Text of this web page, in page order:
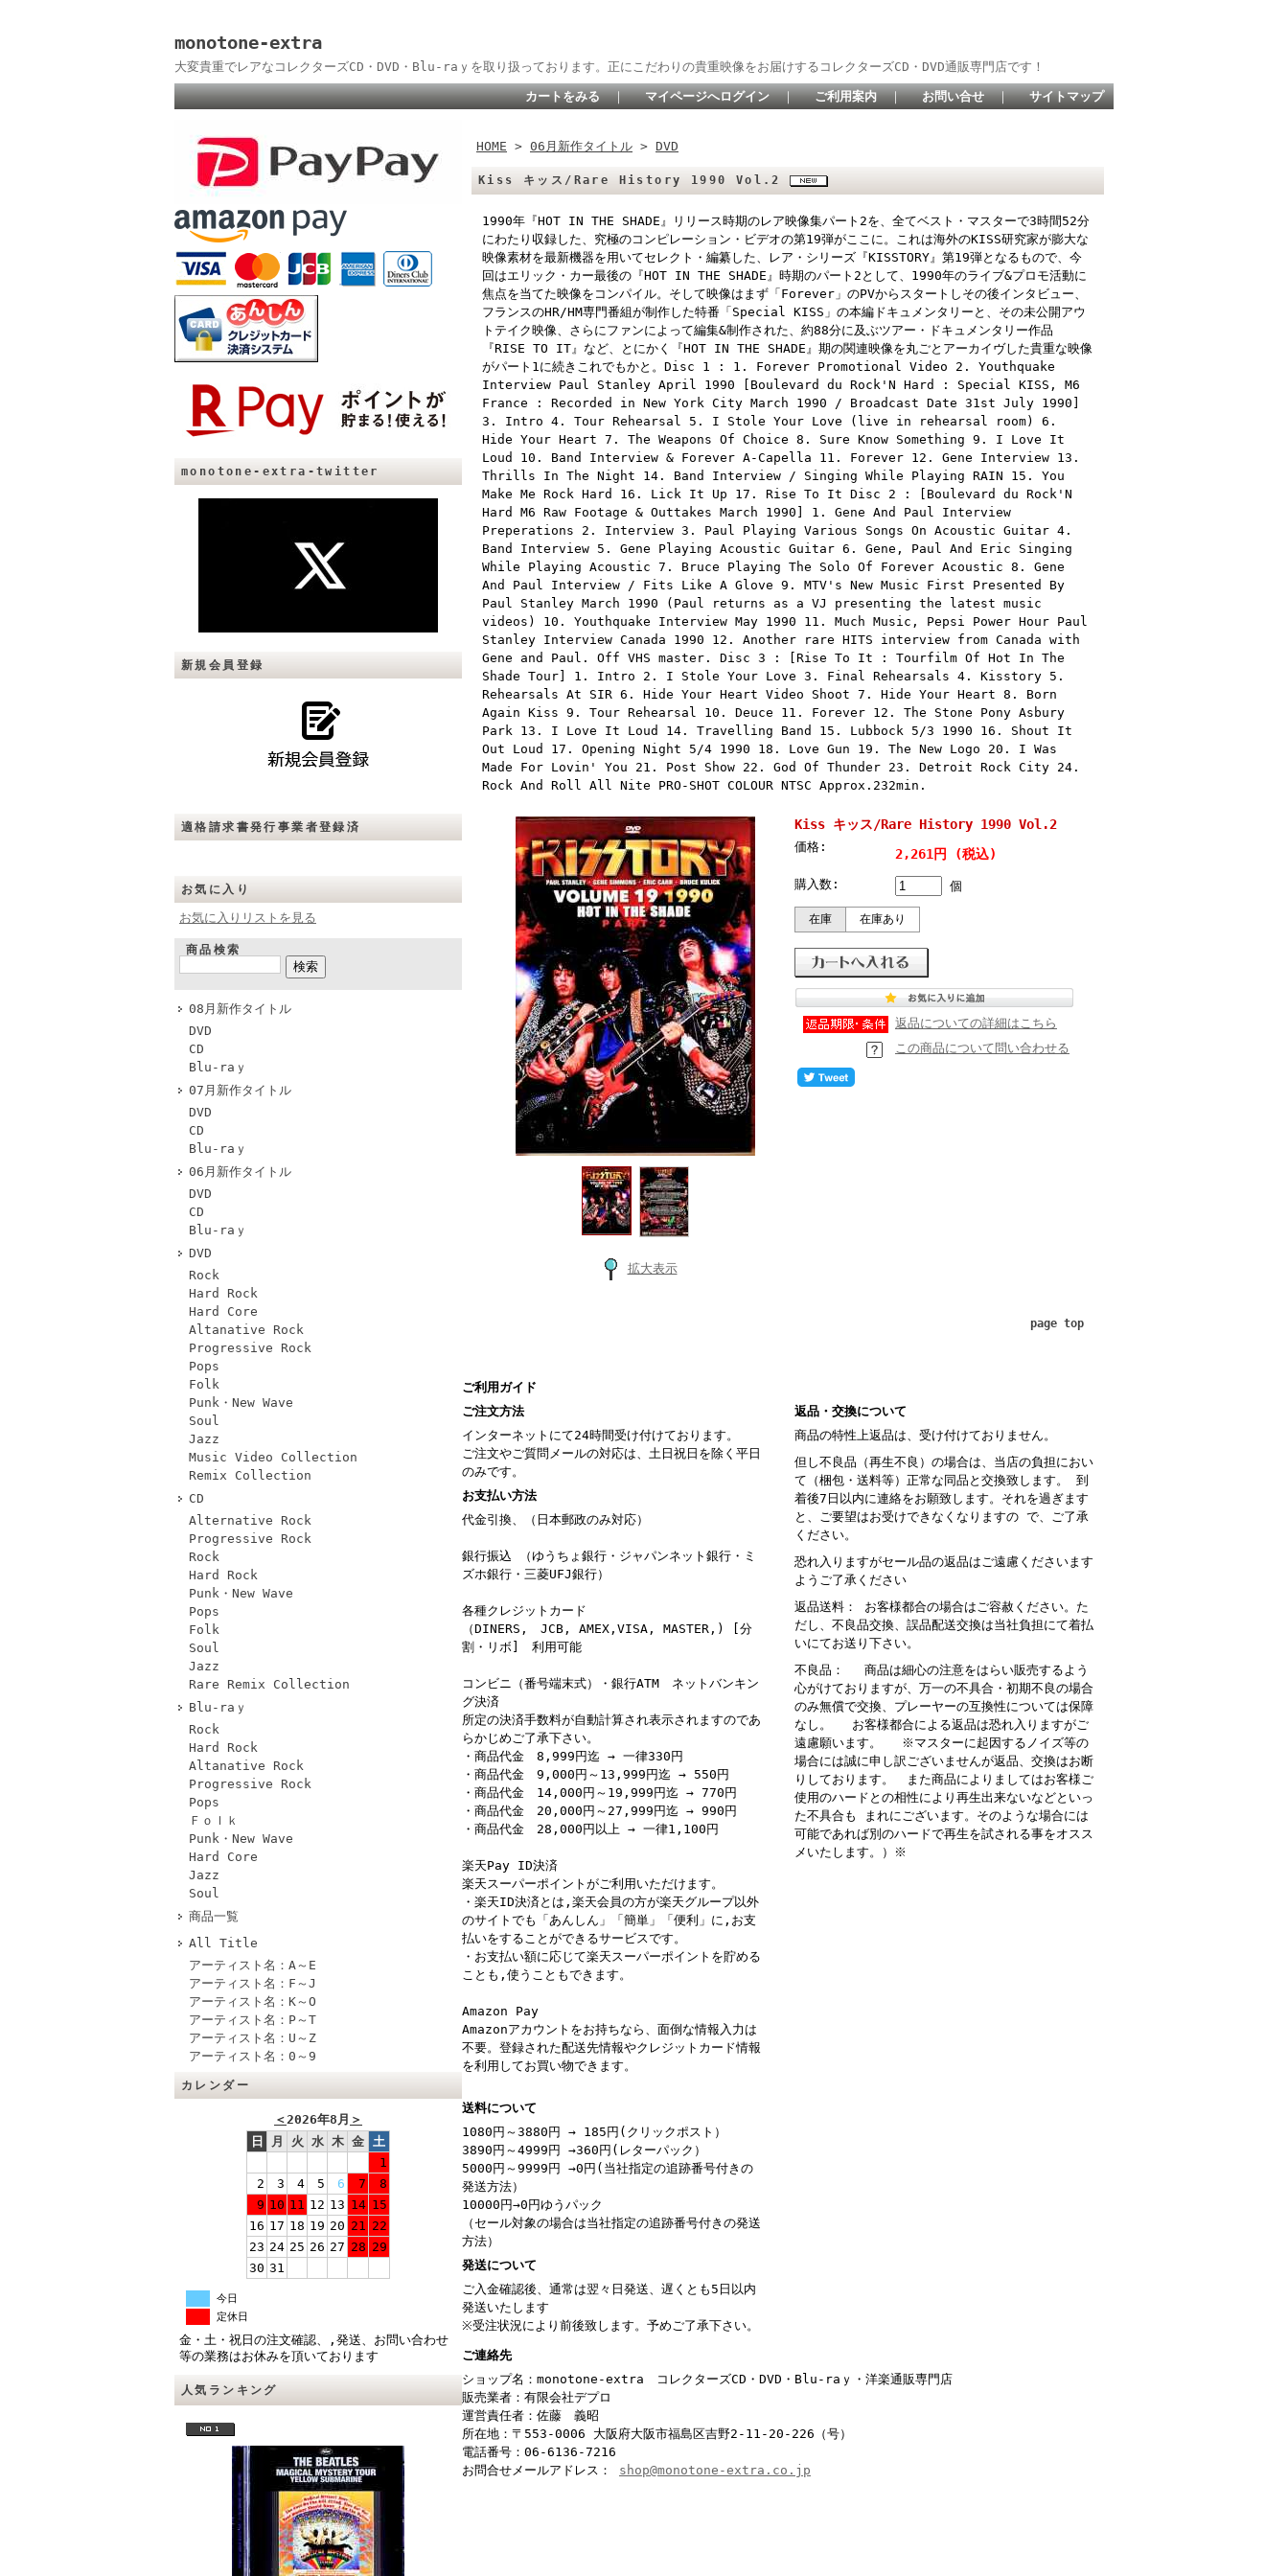
monotone-extra
大変貴重でレアなコレクターズCD・DVD・Blu-raｙを取り扱っております。正にこだわりの貴重映像をお届けするコレクターズCD・DVD通販専門店です！
カートをみる ｜ マイページへログイン ｜ ご利用案内 ｜ お問い合せ ｜ サイトマップ
monotone-extra-twitter
新規会員登録
適格請求書発行事業者登録済
お気に入り
お気に入りリストを見る
商品検索
08月新作タイトル
DVD
CD
Blu-raｙ
07月新作タイトル
DVD
CD
Blu-raｙ
06月新作タイトル
DVD
CD
Blu-raｙ
DVD
Rock
Hard Rock
Hard Core
Altanative Rock
Progressive Rock
Pops
Folk
Punk・New Wave
Soul
Jazz
Music Video Collection
Remix Collection
CD
Alternative Rock
Progressive Rock
Rock
Hard Rock
Punk・New Wave
Pops
Folk
Soul
Jazz
Rare Remix Collection
Blu-raｙ
Rock
Hard Rock
Altanative Rock
Progressive Rock
Pops
Ｆｏｌｋ
Punk・New Wave
Hard Core
Jazz
Soul
商品一覧
All Title
アーティスト名：A～E
アーティスト名：F～J
アーティスト名：K～O
アーティスト名：P～T
アーティスト名：U～Z
アーティスト名：0～9
カレンダー
＜2026年8月 ＞
日
月 火 水 木 金 土
1
2
3 4 5 6 7
8
9 10 11 12 13 14 15
16 17 18 19 20 21 22
23 24 25 26 27 28 29
30 31
今日
定休日
金・土・祝日の注文確認、,発送、お問い合わせ
等の業務はお休みを頂いております
人気ランキング
HOME > 06月新作タイトル > DVD
Kiss キッス/Rare History 1990 Vol.2
1990年『HOT IN THE SHADE』リリース時期のレア映像集パート2を、全てベスト・マスターで3時間52分
にわたり収録した、究極のコンピレーション・ビデオの第19弾がここに。これは海外のKISS研究家が膨大な
映像素材を最新機器を用いてセレクト・編纂した、レア・シリーズ『KISSTORY』第19弾となるもので、今
回はエリック・カー最後の『HOT IN THE SHADE』時期のパート2として、1990年のライブ&プロモ活動に
焦点を当てた映像をコンパイル。そして映像はまず「Forever」のPVからスタートしその後インタビュー、
フランスのHR/HM専門番組が制作した特番「Special KISS」の本編ドキュメンタリーと、その未公開アウ
トテイク映像、さらにファンによって編集&制作された、約88分に及ぶツアー・ドキュメンタリー作品
『RISE TO IT』など、とにかく『HOT IN THE SHADE』期の関連映像を丸ごとアーカイヴした貴重な映像
がパート1に続きこれでもかと。Disc 1 : 1. Forever Promotional Video 2. Youthquake
Interview Paul Stanley April 1990 [Boulevard du Rock'N Hard : Special KISS, M6
France : Recorded in New York City March 1990 / Broadcast Date 31st July 1990]
3. Intro 4. Tour Rehearsal 5. I Stole Your Love (live in rehearsal room) 6.
Hide Your Heart 7. The Weapons Of Choice 8. Sure Know Something 9. I Love It
Loud 10. Band Interview & Forever A-Capella 11. Forever 12. Gene Interview 13.
Thrills In The Night 14. Band Interview / Singing While Playing RAIN 15. You
Make Me Rock Hard 16. Lick It Up 17. Rise To It Disc 2 : [Boulevard du Rock'N
Hard M6 Raw Footage & Outtakes March 1990] 1. Gene And Paul Interview
Preperations 2. Interview 3. Paul Playing Various Songs On Acoustic Guitar 4.
Band Interview 5. Gene Playing Acoustic Guitar 6. Gene, Paul And Eric Singing
While Playing Acoustic 7. Bruce Playing The Solo Of Forever Acoustic 8. Gene
And Paul Interview / Fits Like A Glove 9. MTV's New Music First Presented By
Paul Stanley March 1990 (Paul returns as a VJ presenting the latest music
videos) 10. Youthquake Interview May 1990 11. Much Music, Pepsi Power Hour Paul
Stanley Interview Canada 1990 12. Another rare HITS interview from Canada with
Gene and Paul. Off VHS master. Disc 3 : [Rise To It : Tourfilm Of Hot In The
Shade Tour] 1. Intro 2. I Stole Your Love 3. Final Rehearsals 4. Kisstory 5.
Rehearsals At SIR 6. Hide Your Heart Video Shoot 7. Hide Your Heart 8. Born
Again Kiss 9. Tour Rehearsal 10. Deuce 11. Forever 12. The Stone Pony Asbury
Park 13. I Love It Loud 14. Travelling Band 15. Lubbock 5/3 1990 16. Shout It
Out Loud 17. Opening Night 5/4 1990 18. Love Gun 19. The New Logo 20. I Was
Made For Lovin' You 21. Post Show 22. God Of Thunder 23. Detroit Rock City 24.
Rock And Roll All Nite PRO-SHOT COLOUR NTSC Approx.232min.
拡大表示
Kiss キッス/Rare History 1990 Vol.2
価格: 2,261円 (税込)
購入数: 個
在庫 在庫あり
返品についての詳細はこちら
この商品について問い合わせる
page top
ご利用ガイド
ご注文方法
インターネットにて24時間受け付けております。
ご注文やご質問メールの対応は、土日祝日を除く平日
のみです。
お支払い方法
代金引換、（日本郵政のみ対応）
銀行振込 （ゆうちょ銀行・ジャパンネット銀行・ミ
ズホ銀行・三菱UFJ銀行）
各種クレジットカード
（DINERS, JCB, AMEX,VISA, MASTER,) [分
割・リボ] 利用可能
コンビニ（番号端末式）・銀行ATM ネットバンキン
グ決済
所定の決済手数料が自動計算され表示されますのであ
らかじめご了承下さい。
・商品代金 8,999円迄 → 一律330円
・商品代金 9,000円～13,999円迄 → 550円
・商品代金 14,000円～19,999円迄 → 770円
・商品代金 20,000円～27,999円迄 → 990円
・商品代金 28,000円以上 → 一律1,100円
楽天Pay ID決済
楽天スーパーポイントがご利用いただけます。
・楽天ID決済とは,楽天会員の方が楽天グループ以外
のサイトでも「あんしん」「簡単」「便利」に,お支
払いをすることができるサービスです。
・お支払い額に応じて楽天スーパーポイントを貯める
ことも,使うこともできます。
Amazon Pay
Amazonアカウントをお持ちなら、面倒な情報入力は
不要。登録された配送先情報やクレジットカード情報
を利用してお買い物できます。
送料について
1080円～3880円 → 185円(クリックポスト）
3890円～4999円 →360円(レターパック）
5000円～9999円 →0円(当社指定の追跡番号付きの
発送方法）
10000円→0円ゆうパック
（セール対象の場合は当社指定の追跡番号付きの発送
方法）
発送について
ご入金確認後、通常は翌々日発送、遅くとも5日以内
発送いたします
※受注状況により前後致します。予めご了承下さい。
返品・交換について
商品の特性上返品は、受け付けておりません。
但し不良品（再生不良）の場合は、当店の負担におい
て（梱包・送料等）正常な同品と交換致します。 到
着後7日以内に連絡をお願致します。それを過ぎます
と、ご要望はお受けできなくなりますの で、ご了承
ください。
恐れ入りますがセール品の返品はご遠慮くださいます
ようご了承ください
返品送料： お客様都合の場合はご容赦ください。た
だし、不良品交換、誤品配送交換は当社負担にて着払
いにてお送り下さい。
不良品： 商品は細心の注意をはらい販売するよう
心がけておりますが、万一の不具合・初期不良の場合
のみ無償で交換、プレーヤーの互換性については保障
なし。 お客様都合による返品は恐れ入りますがご
遠慮願います。 ※マスターに起因するノイズ等の
場合には誠に申し訳ございませんが返品、交換はお断
りしております。 また商品によりましてはお客様ご
使用のハードとの相性により再生出来ないなどといっ
た不具合も まれにございます。そのような場合には
可能であれば別のハードで再生を試される事をオスス
メいたします。）※
ご連絡先
ショップ名：monotone-extra コレクターズCD・DVD・Blu-raｙ・洋楽通販専門店
販売業者：有限会社デプロ
運営責任者：佐藤 義昭
所在地：〒553-0006 大阪府大阪市福島区吉野2-11-20-226（号）
電話番号：06-6136-7216
お問合せメールアドレス： shop@monotone-extra.co.jp